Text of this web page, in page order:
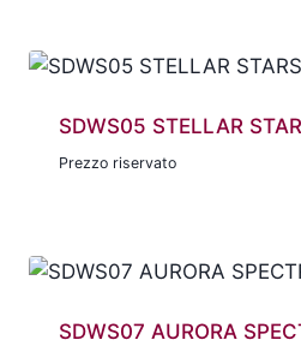
SDWS05 STELLAR
Prezzo riservato
SDWS07 AURORA